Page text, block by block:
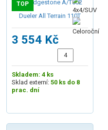
TOP
3 554 Kč
Skladem: 4 ks
Sklad externí: 50 ks do 8
prac. dní